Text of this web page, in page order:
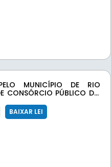
MUNICÍPIO DE RIO
CONSÓRCIO PÚBLICO DO
BAIXAR LEI